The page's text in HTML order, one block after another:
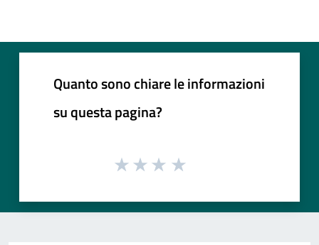
Quanto sono chiare le informazioni
su questa pagina?